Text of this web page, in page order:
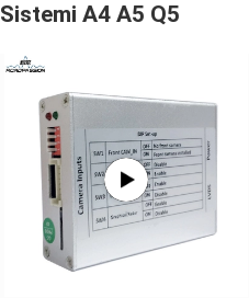
Sistemi A4 A5 Q5